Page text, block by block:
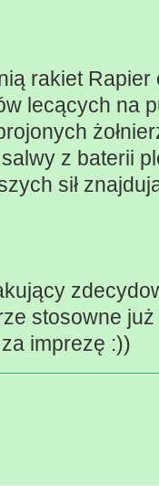
rakiet
lecących na
z baterii
sił
stosowne
imprezę :))